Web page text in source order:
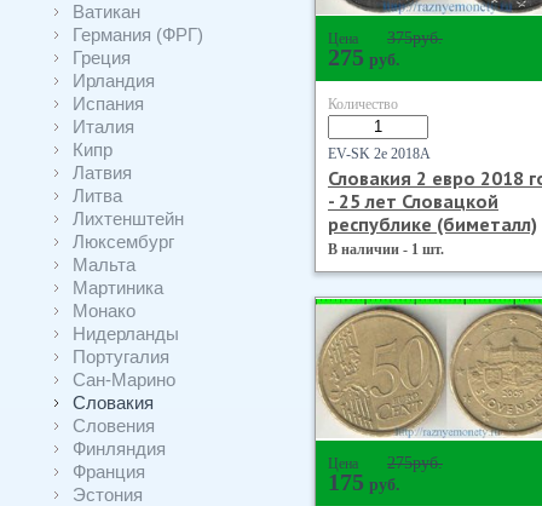
Ватикан
Германия (ФРГ)
Греция
Ирландия
Испания
Италия
Кипр
Латвия
Литва
Лихтенштейн
Люксембург
Мальта
Мартиника
Монако
Нидерланды
Португалия
Сан-Марино
Словакия
Словения
Финляндия
Франция
Эстония
Цена 375руб.
275 руб.
Количество
EV-SK 2е 2018А
Словакия 2 евро 2018
- 25 лет Словацкой
республике (биметалл)
В наличии - 1 шт.
Цена 275руб.
175 руб.